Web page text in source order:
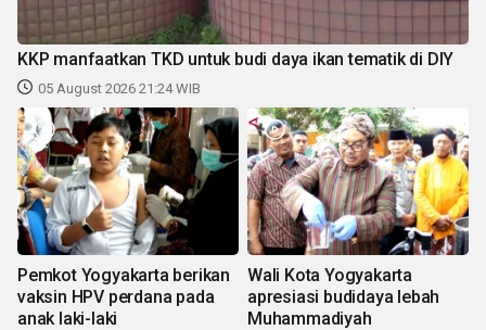
KKP manfaatkan TKD untuk budi daya ikan tematik di DIY
05 August 2026 21:24 WIB
Pemkot Yogyakarta berikan
vaksin HPV perdana pada
anak laki-laki
Wali Kota Yogyakarta
apresiasi budidaya lebah
Muhammadiyah